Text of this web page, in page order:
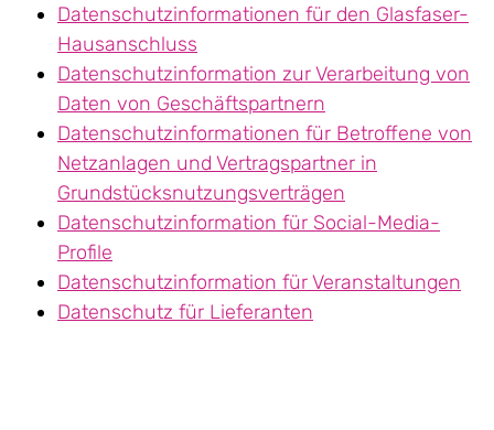
Datenschutzinformationen für den Glasfaser-
Hausanschluss
Datenschutzinformation zur Verarbeitung von
Daten von Geschäftspartnern
Datenschutzinformationen für Betroffene von
Netzanlagen und Vertragspartner in
Grundstücksnutzungsverträgen
Datenschutzinformation für Social-Media-
Profile
Datenschutzinformation für Veranstaltungen
Datenschutz für Lieferanten